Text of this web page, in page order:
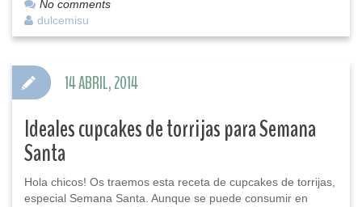
No comments
dulcemisu
Ideales cupcakes de torrijas para Semana
Santa
Hola chicos! Os traemos esta receta de cupcakes de torrijas,
especial Semana Santa. Aunque se puede consumir en
14 ABRIL, 2014